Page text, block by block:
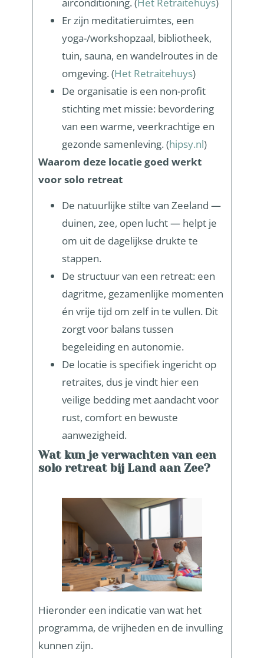
Er zijn meditatieruimtes, een
yoga-/workshopzaal, bibliotheek,
tuin, sauna, en wandelroutes in de
omgeving. (Het Retraitehuys)
De organisatie is een non-profit
stichting met missie: bevordering
van een warme, veerkrachtige en
gezonde samenleving. (hipsy.nl)
Waarom deze locatie goed werkt
voor solo retreat
De natuurlijke stilte van Zeeland —
duinen, zee, open lucht — helpt je
om uit de dagelijkse drukte te
stappen.
De structuur van een retreat: een
dagritme, gezamenlijke momenten
én vrije tijd om zelf in te vullen. Dit
zorgt voor balans tussen
begeleiding en autonomie.
De locatie is specifiek ingericht op
retraites, dus je vindt hier een
veilige bedding met aandacht voor
rust, comfort en bewuste
aanwezigheid.
Wat kun je verwachten van een
solo retreat bij Land aan Zee?
Hieronder een indicatie van wat het
programma, de vrijheden en de invulling
kunnen zijn.